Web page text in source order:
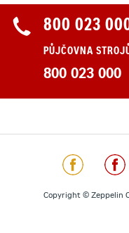
800 023
PŮJČOVNA
800 023 000
Copyright © Zeppelin